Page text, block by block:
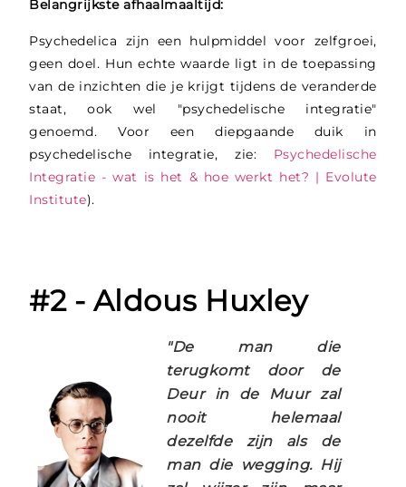
Belangrijkste afhaalmaaltijd:
Psychedelica zijn een hulpmiddel voor zelfgroei,
geen doel. Hun echte waarde ligt in de toepassing
van de inzichten die je krijgt tijdens de veranderde
staat, ook wel "psychedelische integratie"
genoemd. Voor een diepgaande duik in
psychedelische integratie, zie: Psychedelische
Integratie - wat is het & hoe werkt het? | Evolute
Institute).
#2 - Aldous Huxley
"De man die
terugkomt door de
Deur in de Muur zal
nooit helemaal
dezelfde zijn als de
man die wegging. Hij